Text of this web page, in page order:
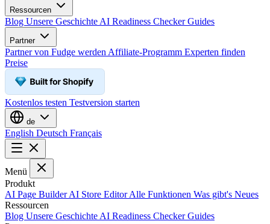
Ressourcen
Blog Unsere Geschichte AI Readiness CheckerGuides
Partner
Partner von Fudge werden Affiliate-Programm Experten finden
Preise
Kostenlos testen Testversion starten
de
English Deutsch Français
Menü
Produkt
AI Page BuilderAI Store EditorAlle Funktionen Was gibt's Neues
Ressourcen
Blog Unsere Geschichte AI Readiness CheckerGuides